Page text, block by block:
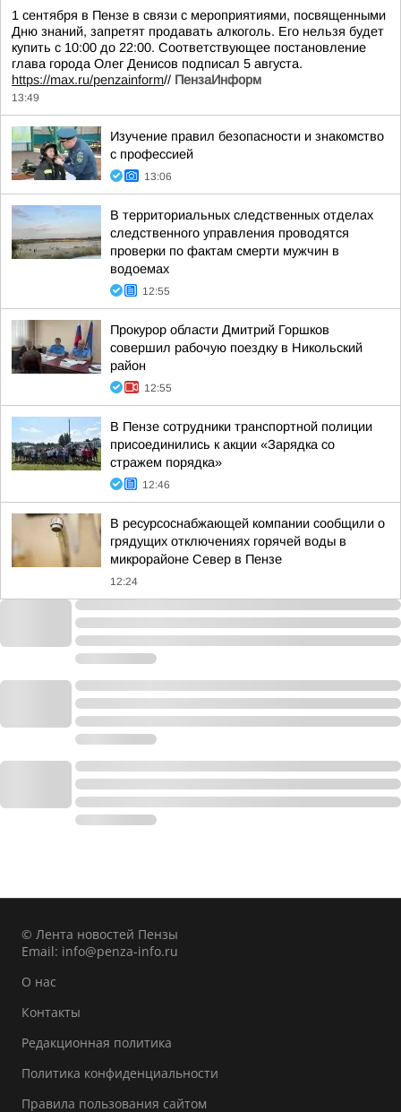
1 сентября в Пензе в связи с мероприятиями, посвященными
Дню знаний, запретят продавать алкоголь. Его нельзя будет
купить с 10:00 до 22:00. Соответствующее постановление
глава города Олег Денисов подписал 5 августа.
https://max.ru/penzainform// ПензаИнформ
13:49
Изучение правил безопасности и знакомство
с профессией
13:06
В территориальных следственных отделах
следственного управления проводятся
проверки по фактам смерти мужчин в
водоемах
12:55
Прокурор области Дмитрий Горшков
совершил рабочую поездку в Никольский
район
12:55
В Пензе сотрудники транспортной полиции
присоединились к акции «Зарядка со
стражем порядка»
12:46
В ресурсоснабжающей компании сообщили о
грядущих отключениях горячей воды в
микрорайоне Север в Пензе
12:24
© Лента новостей Пензы
Email: info@penza-info.ru
О нас
Контакты
Редакционная политика
Политика конфиденциальности
Правила пользования сайтом